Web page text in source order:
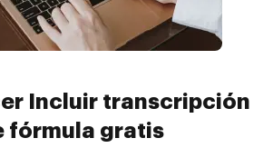
Incluir transcripción
fórmula gratis